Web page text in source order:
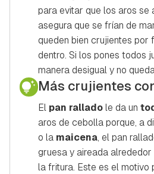
para evitar que los aros se
asegura que se frían de
queden bien crujientes por
dentro. Si los pones todos
manera desigual y no
Más crujientes
El pan ralladole da un
aros de cebolla porque, a
o la maicena, el pan
gruesa y aireada
la fritura. Este es el motivo